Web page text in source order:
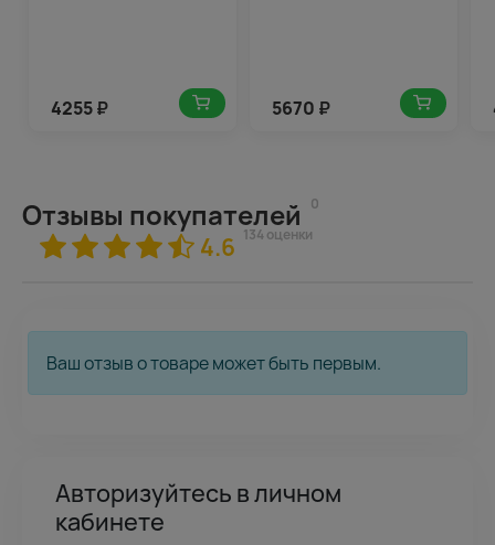
4255₽ 5670 ₽
Отзывы покупателей 0
4.6 134 оценки
Ваш отзыв о товаре может быть первым.
Авторизуйтесь в личном
кабинете